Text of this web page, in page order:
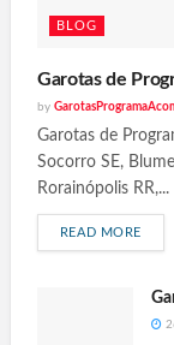
BLOG
Garotas de
by
Garotas de
Socorro SE,
Rorainópolis RR,...
READ MORE